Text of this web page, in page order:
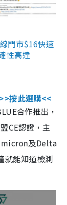
門市$16快速
性高達
>>按此選購<<
合作推出，
CE認證，主
及Delta
就能知道檢測